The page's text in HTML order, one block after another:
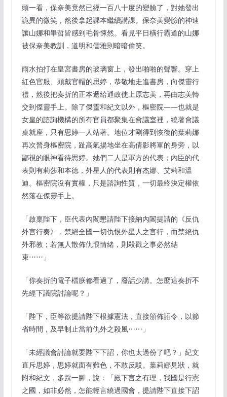
頭一看，保奈美竟然已經一百八十度的變臉了，對她發出
詭異的微笑，然後拿起課本繼續講課。保奈美變臉的神速
讓山娜和畢哲皆感到毛骨悚然。看見平日橫行霸道的山娜
被保奈美教訓，道明和儒雅則暗暗偷笑。
雨水拍打在皇宮書房的玻璃窗上，發出啪啪的聲響。穿上
紅色官服、頭戴官帽的思婷，恭敬地走進書房，向傑靈行
禮，然後把奏折的正本遞給通政使上原志美，再由志美轉
交到傑靈手上。除了傑靈和紀文以外，樞密院——也就是
女皇的諮詢機構的所有官員都聚集在會議室裡，繞著會議
桌就座，只有思婷一人站著。地位才剛得到恢復的葉莉娜
再次晉身樞密院，趾高氣揚地坐在高倩影將軍的身旁，以
鄙視的眼神看待思婷。她們二人是軍方的代表；內臣的代
表則有莉莎和本德，外星人的代表則有杰娜、艾莉和溫
迪。樞密院沒有實權，只是諮詢性質，一切最終決定權依
然落在傑靈手上。
「啟稟陛下，臣代表內閣懇請陛下接納內閣提請的《反仇
外言行奏》，禁絕全國一切仇恨外星人之言行，而禁絕仇
外邪教；若無人散佈仇恨情緒，則殺戳之事必然結
束⋯⋯」
「你奏折的電子檔朕都看過了，廢話少講。怎麼這奏折不
先經下議院討論呢？」
「陛下，臣等欲提請陛下根據憲法，直接頒佈詔令，以節
省時間，及早制止當前仇外之殺風⋯⋯」
「未經議會討論就要陛下下詔，你也太過份了吧？」紀文
直斥思婷，思婷就面有難色，不敢反駁。葉莉娜見狀，就
附和紀文，多踩一腳，說：「殿下言之有理，我國是行憲
之國，如非必然，怎能輕言繞過國會，提請陛下直接下詔